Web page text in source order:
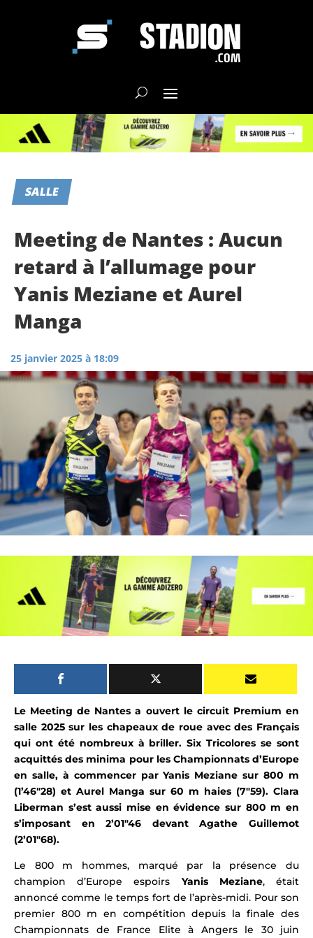
SALLE
Meeting de Nantes : Aucun
retard à l’allumage pour
Yanis Meziane et Aurel
Manga
25 janvier 2025 à 18:09
Le Meeting de Nantes a ouvert le circuit Premium en
salle 2025 sur les chapeaux de roue avec des Français
qui ont été nombreux à briller. Six Tricolores se sont
acquittés des minima pour les Championnats d’Europe
en salle, à commencer par Yanis Meziane sur 800 m
(1’46″28) et Aurel Manga sur 60 m haies (7″59). Clara
Liberman s’est aussi mise en évidence sur 800 m en
s’imposant en 2’01″46 devant Agathe Guillemot
(2’01″68).
Le 800 m hommes, marqué par la présence du
champion d’Europe espoirs Yanis Meziane, était
annoncé comme le temps fort de l’après-midi. Pour son
premier 800 m en compétition depuis la finale des
Championnats de France Elite à Angers le 30 juin